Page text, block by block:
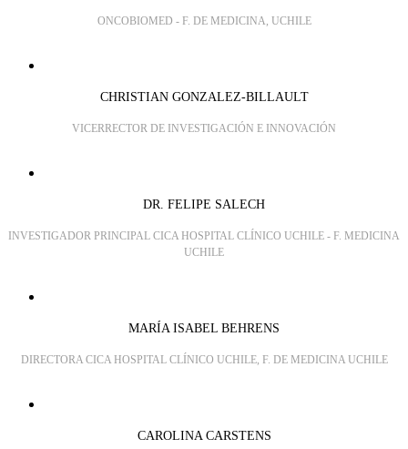
ONCOBIOMED - F. DE MEDICINA, UCHILE
CHRISTIAN GONZALEZ-BILLAULT
VICERRECTOR DE INVESTIGACIÓN E INNOVACIÓN
DR. FELIPE SALECH
INVESTIGADOR PRINCIPAL CICA HOSPITAL CLÍNICO UCHILE - F. MEDICINA
UCHILE
MARÍA ISABEL BEHRENS
DIRECTORA CICA HOSPITAL CLÍNICO UCHILE, F. DE MEDICINA UCHILE
CAROLINA CARSTENS